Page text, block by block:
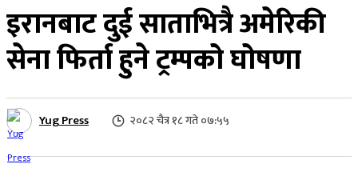
इरानबाट दुई साताभित्रै अमेरिकी
सेना फिर्ता हुने ट्रम्पको घोषणा
Yug Press २०८२ चैत्र १८ गते ०७:५५